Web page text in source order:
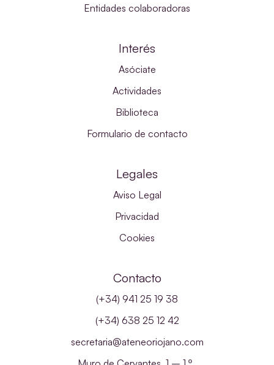
Entidades colaboradoras
Interés
Asóciate
Actividades
Biblioteca
Formulario de contacto
Legales
Aviso Legal
Privacidad
Cookies
Contacto
(+34) 941 25 19 38
(+34) 638 25 12 42
secretaria@ateneoriojano.com